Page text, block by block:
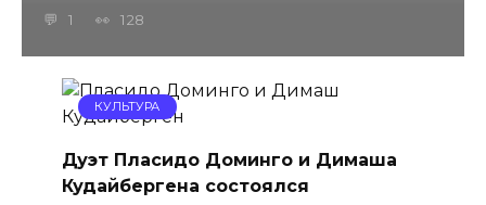
1 128
КУЛЬТУРА
Дуэт Пласидо Доминго и Димаша
Кудайбергена состоялся